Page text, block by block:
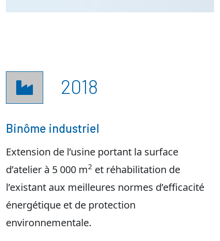
 2018
Binôme industriel
Extension de l’usine portant la surface
d’atelier à 5 000 m2 et réhabilitation de
l’existant aux meilleures normes d’efficacité
énergétique et de protection
environnementale.